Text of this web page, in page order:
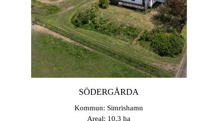
SÖDERGÅRDA
Kommun: Simrishamn
Areal: 10,3 ha